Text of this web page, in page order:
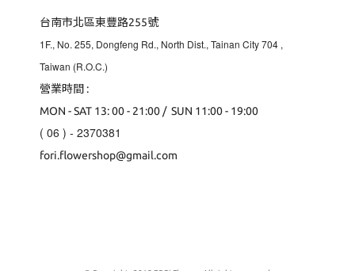
台南市北區東豐路255號
1F., No. 255, Dongfeng Rd., North Dist., Tainan City 704 ,
Taiwan (R.O.C.)
營業時間 :
MON - SAT 13: 00 - 21:00 / SUN 11:00 - 19:00
( 06 ) - 2370381
fori.flowershop@gmail.com